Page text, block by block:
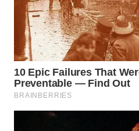
WAHANA
KONSUMEN
WAHANA
LISTRIK
WAHANA